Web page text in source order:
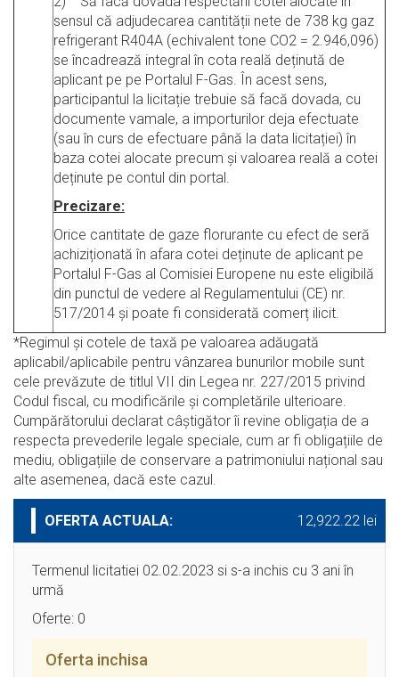
sensul că adjudecarea cantității nete de 738 kg gaz
refrigerant R404A (echivalent tone CO2 = 2.946,096)
se încadrează integral în cota reală deținută de
aplicant pe pe Portalul F-Gas. În acest sens,
participantul la licitație trebuie să facă dovada, cu
documente vamale, a importurilor deja efectuate
(sau în curs de efectuare până la data licitației) în
baza cotei alocate precum și valoarea reală a cotei
deținute pe contul din portal.
Precizare:
Orice cantitate de gaze florurante cu efect de seră
achiziționată în afara cotei deținute de aplicant pe
Portalul F-Gas al Comisiei Europene nu este eligibilă
din punctul de vedere al Regulamentului (CE) nr.
517/2014 și poate fi considerată comerț ilicit.
*Regimul şi cotele de taxă pe valoarea adăugată
aplicabil/aplicabile pentru vânzarea bunurilor mobile sunt
cele prevăzute de titlul VII din Legea nr. 227/2015 privind
Codul fiscal, cu modificările şi completările ulterioare.
Cumpărătorului declarat câștigător îi revine obligația de a
respecta prevederile legale speciale, cum ar fi obligațiile de
mediu, obligațiile de conservare a patrimoniului național sau
alte asemenea, dacă este cazul.
OFERTA ACTUALA: 12,922.22 lei
Termenul licitatiei 02.02.2023 si s-a inchis cu 3 ani în
urmă
Oferte: 0
Oferta inchisa